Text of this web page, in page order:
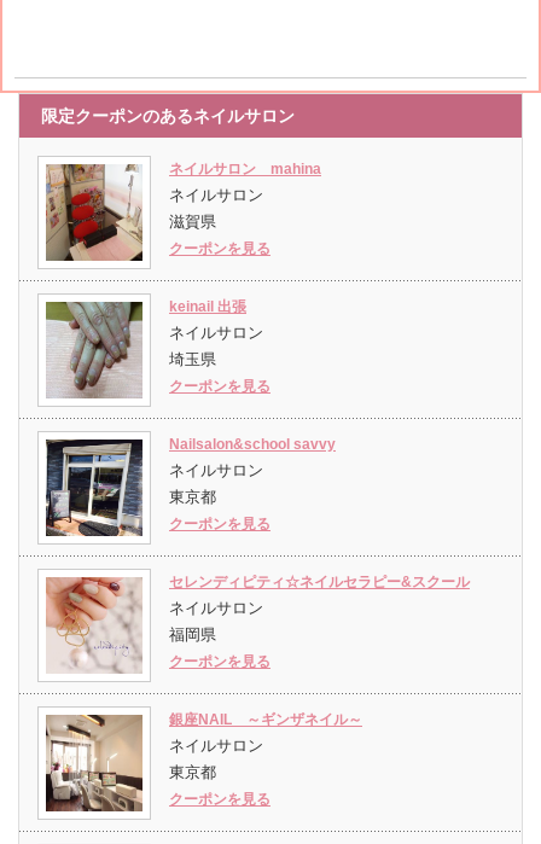
限定クーポンのあるネイルサロン
ネイルサロン mahina
ネイルサロン
滋賀県
クーポンを見る
keinail 出張
ネイルサロン
埼玉県
クーポンを見る
Nailsalon&school savvy
ネイルサロン
東京都
クーポンを見る
セレンディピティ☆ネイルセラピー&スクール
ネイルサロン
福岡県
クーポンを見る
銀座NAIL ～ギンザネイル～
ネイルサロン
東京都
クーポンを見る